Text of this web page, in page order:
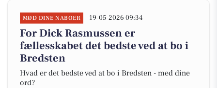
MØD DINE NABOER 19-05-2026 09:34
For Dick Rasmussen er
fællesskabet det bedste ved at bo i
Bredsten
Hvad er det bedste ved at bo i Bredsten - med dine
ord?